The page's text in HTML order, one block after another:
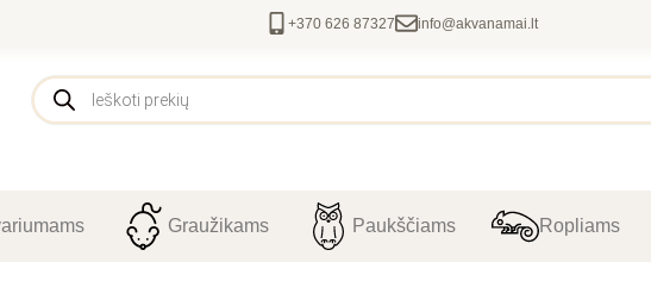
+370 626 87327 info@akvanamai.lt
Graužikams Paukščiams Ropliams